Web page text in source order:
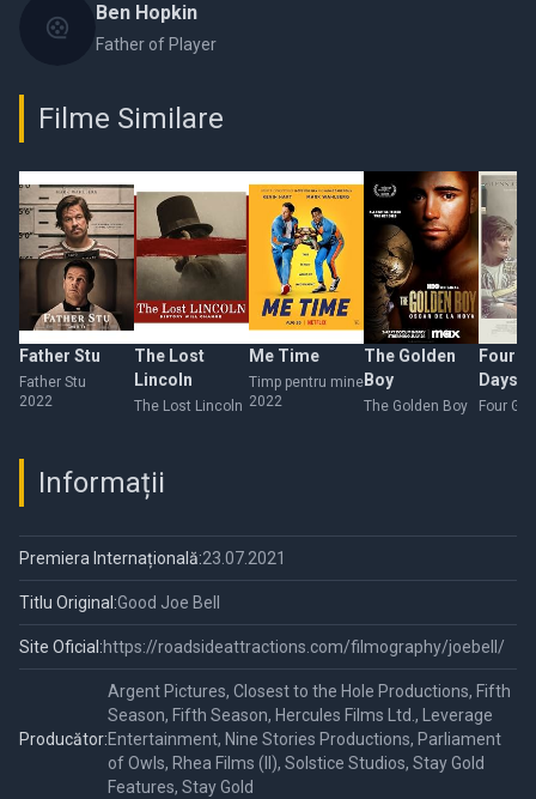
Ben Hopkin
Father of Player
Filme Similare
Father Stu
Father Stu
2022
The Lost
Lincoln
The Lost Lincoln
Me Time
Timp pentru mine
2022
The Golden
Boy
The Golden Boy
Four
Days
Four
Informații
Premiera Internațională:23.07.2021
Titlu Original:Good Joe Bell
Site Oficial:https://roadsideattractions.com/filmography/joebell/
Producător:
Argent Pictures, Closest to the Hole Productions, Fifth
Season, Fifth Season, Hercules Films Ltd., Leverage
Entertainment, Nine Stories Productions, Parliament
of Owls, Rhea Films (II), Solstice Studios, Stay Gold
Features, Stay Gold